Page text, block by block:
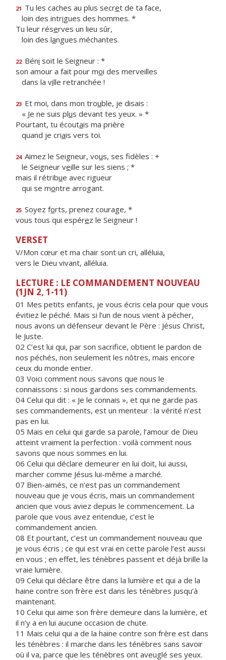
21 Tu les caches au plus secret de ta face,
loin des intrigues des hommes. *
Tu leur réserves un lieu sûr,
loin des langues méchantes.
22 Béni soit le Seigneur : *
son amour a fait pour moi des merveilles
dans la ville retranchée !
23 Et moi, dans mon trouble, je disais :
« Je ne suis plus devant tes yeux. » *
Pourtant, tu écoutais ma prière
quand je criais vers toi.
24 Aimez le Seigneur, vous, ses fidèles : +
le Seigneur veille sur les siens ; *
mais il rétribue avec rigueur
qui se montre arrogant.
25 Soyez forts, prenez courage, *
vous tous qui espérez le Seigneur !
VERSET
V/Mon cœur et ma chair sont un cri, alléluia,
vers le Dieu vivant, alléluia.
LECTURE : LE COMMANDEMENT NOUVEAU
(1JN 2, 1-11)
01 Mes petits enfants, je vous écris cela pour que vous
évitiez le péché. Mais si l’un de nous vient à pécher,
nous avons un défenseur devant le Père : Jésus Christ,
le Juste.
02 C’est lui qui, par son sacrifice, obtient le pardon de
nos péchés, non seulement les nôtres, mais encore
ceux du monde entier.
03 Voici comment nous savons que nous le
connaissons : si nous gardons ses commandements.
04 Celui qui dit : « Je le connais », et qui ne garde pas
ses commandements, est un menteur : la vérité n’est
pas en lui.
05 Mais en celui qui garde sa parole, l’amour de Dieu
atteint vraiment la perfection : voilà comment nous
savons que nous sommes en lui.
06 Celui qui déclare demeurer en lui doit, lui aussi,
marcher comme Jésus lui-même a marché.
07 Bien-aimés, ce n’est pas un commandement
nouveau que je vous écris, mais un commandement
ancien que vous aviez depuis le commencement. La
parole que vous avez entendue, c’est le
commandement ancien.
08 Et pourtant, c’est un commandement nouveau que
je vous écris ; ce qui est vrai en cette parole l’est aussi
en vous ; en effet, les ténèbres passent et déjà brille la
vraie lumière.
09 Celui qui déclare être dans la lumière et qui a de la
haine contre son frère est dans les ténèbres jusqu’à
maintenant.
10 Celui qui aime son frère demeure dans la lumière, et
il n’y a en lui aucune occasion de chute.
11 Mais celui qui a de la haine contre son frère est dans
les ténèbres : il marche dans les ténèbres sans savoir
où il va, parce que les ténèbres ont aveuglé ses yeux.